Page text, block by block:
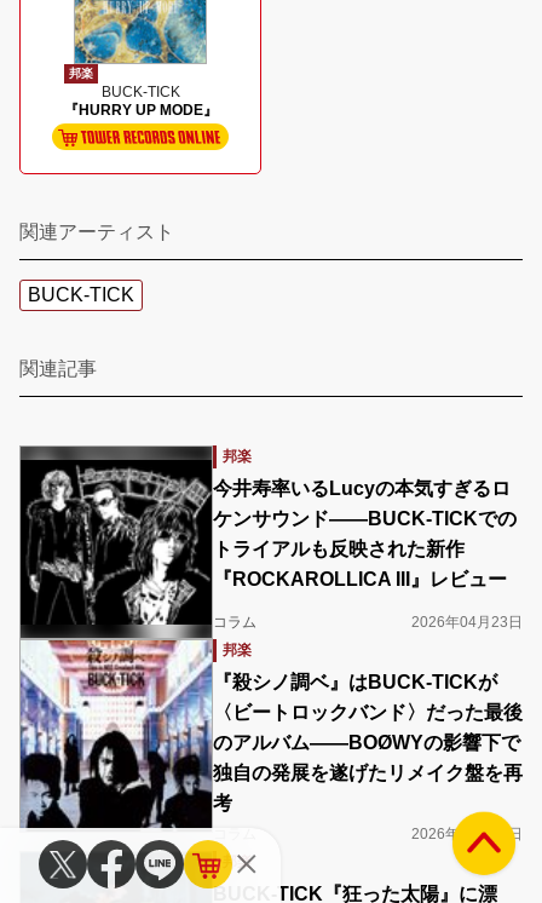
邦楽
BUCK-TICK
『HURRY UP MODE』
関連アーティスト
BUCK-TICK
関連記事
邦楽
今井寿率いるLucyの本気すぎるロ
ケンサウンド――BUCK-TICKでの
トライアルも反映された新作
『ROCKAROLLICA III』レビュー
コラム
2026年04月23日
邦楽
『殺シノ調ベ』はBUCK-TICKが
〈ビートロックバンド〉だった最後
のアルバム――BOØWYの影響下で
独自の発展を遂げたリメイク盤を再
考
2026年03月31日
邦楽
BUCK-TICK『狂った太陽』に漂